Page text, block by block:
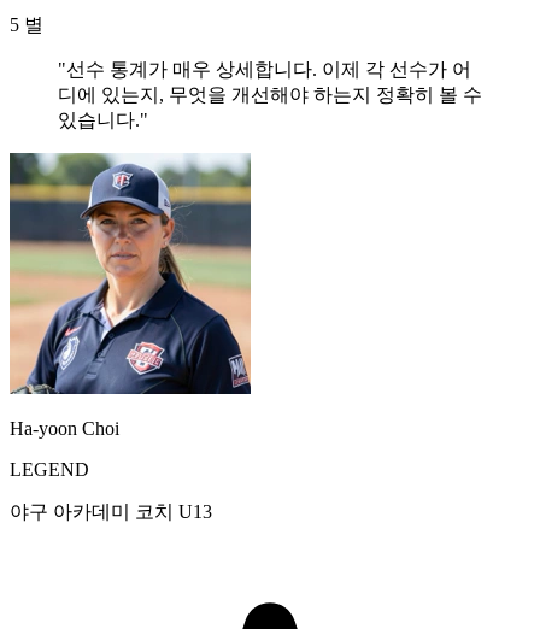
5 별
"선수 통계가 매우 상세합니다. 이제 각 선수가 어
디에 있는지, 무엇을 개선해야 하는지 정확히 볼 수
있습니다."
Ha-yoon Choi
LEGEND
야구 아카데미 코치 U13